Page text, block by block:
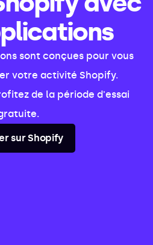
sont conçues pour vous
votre activité Shopify.
de la période d'essai
sur Shopify